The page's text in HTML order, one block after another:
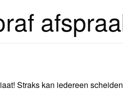
Straks kan iedereen